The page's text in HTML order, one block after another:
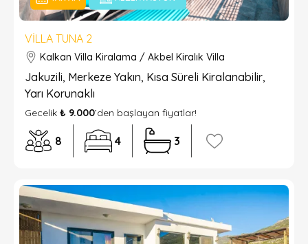
VILLA TUNA 2
Kalkan Villa Kiralama / Akbel Kiralık Villa
Jakuzili, Merkeze Yakın, Kısa Süreli Kiralanabilir,
Yarı Korunaklı
Gecelik ₺ 9.000’den başlayan fiyatlar!
8 4 3